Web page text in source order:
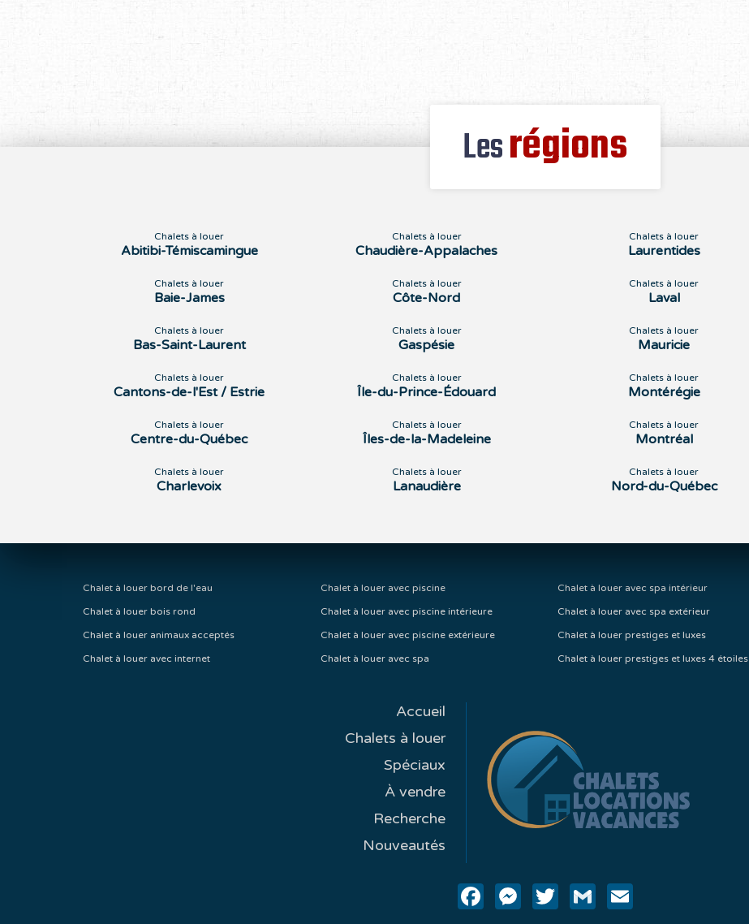
Lesrégions
Chalets à louer
Abitibi-Témiscamingue
Chalets à louer
Baie-James
Chalets à louer
Bas-Saint-Laurent
Chalets à louer
Cantons-de-l'Est / Estrie
Chalets à louer
Centre-du-Québec
Chalets à louer
Charlevoix
Chalets à louer
Chaudière-Appalaches
Chalets à louer
Côte-Nord
Chalets à louer
Gaspésie
Chalets à louer
Île-du-Prince-Édouard
Chalets à louer
Îles-de-la-Madeleine
Chalets à louer
Lanaudière
Chalets à louer
Laurentides
Chalets à louer
Laval
Chalets à louer
Mauricie
Chalets à louer
Montérégie
Chalets à louer
Montréal
Chalets à louer
Nord-du-Québec
Chalet à louer bord de l'eau
Chalet à louer bois rond
Chalet à louer animaux acceptés
Chalet à louer avec internet
Chalet à louer avec piscine
Chalet à louer avec piscine intérieure
Chalet à louer avec piscine extérieure
Chalet à louer avec spa
Chalet à louer avec spa intérieur
Chalet à louer avec spa extérieur
Chalet à louer prestiges et luxes
Chalet à louer prestiges et luxes 4 étoiles
Accueil
Chalets à louer
Spéciaux
À vendre
Recherche
Nouveautés
FacebookMessenger
Twitter Gmail